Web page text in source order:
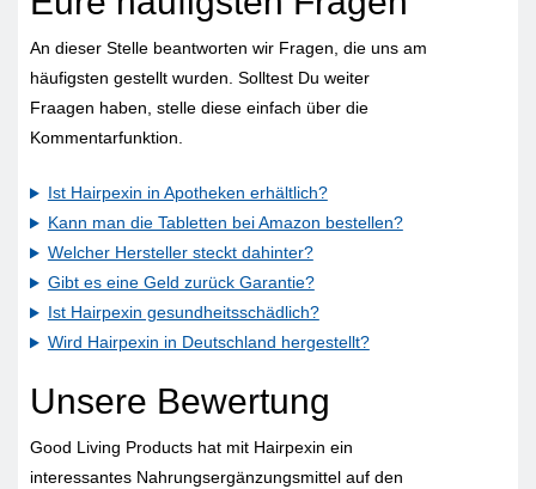
An dieser Stelle beantworten wir Fragen, die uns am
häufigsten gestellt wurden. Solltest Du weiter
Fraagen haben, stelle diese einfach über die
Kommentarfunktion.
Ist Hairpexin in Apotheken erhältlich?
Kann man die Tabletten bei Amazon bestellen?
Welcher Hersteller steckt dahinter?
Gibt es eine Geld zurück Garantie?
Ist Hairpexin gesundheitsschädlich?
Wird Hairpexin in Deutschland hergestellt?
Unsere Bewertung
Good Living Products hat mit Hairpexin ein
interessantes Nahrungsergänzungsmittel auf den